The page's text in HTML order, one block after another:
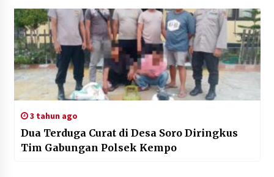
3 tahun ago
Dua Terduga Curat di Desa Soro Diringkus
Tim Gabungan Polsek Kempo